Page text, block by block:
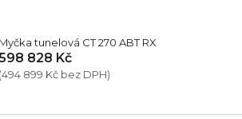
Myčka tunelová CT 270 ABT RX
828 Kč
(494 899 Kč bez DPH)